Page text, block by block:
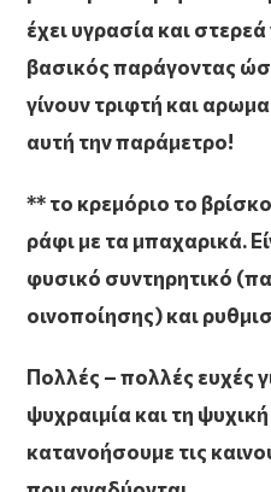
έχει υγρασία και
βασικός παράγοντας
γίνουν τριφτή και
αυτή την παράμετρο!
** το κρεμόριο το
ράφι με τα μπαχαρικά.
φυσικό συντηρητικό
οινοποίησης) και
Πολλές – πολλές ευχές
ψυχραιμία και τη
κατανοήσουμε τις